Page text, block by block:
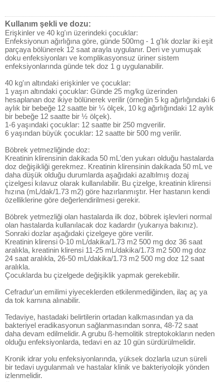
Kullanım şekli ve dozu:
Erişkinler ve 40 kg'ın üzerindeki çocuklar:
Enfeksiyonun ağırlığına göre, günde 500mg - 1 g'lık dozlar iki eşit
parçaya bölünerek 12 saat arayla uygulanır. Deri ve yumuşak
doku enfeksiyonları ve komplikasyonsuz üriner sistem
enfeksiyonlarında günde tek doz 1 g uygulanabilir.
40 kg'ın altındaki erişkinler ve çocuklar:
1 yaşın altındaki çocuklar: Günde 25 mg/kg üzerinden
hesaplanan doz ikiye bölünerek verilir (örneğin 5 kg ağırlığındaki 6
aylık bir bebeğe 12 saatte bir ¼ ölçek, 10 kg ağırlığındaki 12 aylık
bir bebeğe 12 saatte bir ½ ölçek).
1-6 yaşındaki çocuklar: 12 saatte bir 250 mgverilir.
6 yaşından büyük çocuklar: 12 saatte bir 500 mg verilir.
Böbrek yetmezliğinde doz:
Kreatinin klirensinin dakikada 50 mL'den yukarı olduğu hastalarda
doz değişikliği gerekmez. Kreatinin klirensinin dakikada 50 mL ve
daha düşük olduğu durumlarda aşağıdaki azaltılmış dozaj
çizelgesi kılavuz olarak kullanılabilir. Bu çizelge, kreatinin klirensi
hızına (mL/dak/1.73 m2) göre hazırlanmıştır. Her hastanın kendi
özelliklerine göre değerlendirilmesi gerekir.
Böbrek yetmezliği olan hastalarda ilk doz, böbrek işlevleri normal
olan hastalarda kullanılacak doz kadardır (yukarıya bakınız).
Sonraki dozlar aşağıdaki çizelgeye göre verilir.
Kreatinin klirensi 0-10 mL/dakika/1.73 m2 500 mg doz 36 saat
aralıkla, kreatinin klirensi 11-25 mL/dakika/1.73 m2 500 mg doz
24 saat aralıkla, 26-50 mL/dakika/1.73 m2 500 mg doz 12 saat
aralıkla.
Çocuklarda bu çizelgede değişiklik yapmak gerekebilir.
Cefradur'un emilimi yiyeceklerden etkilenmediğinden, ilaç aç ya
da tok karnına alınabilir.
Tedaviye, hastadaki belirtilerin ortadan kalkmasından ya da
bakteriyel eradikasyonun sağlanmasından sonra, 48-72 saat
daha devam edilmelidir. A grubu ß-hemolitik streptokokların neden
olduğu enfeksiyonlarda, tedavi en az 10 gün sürdürülmelidir.
Kronik idrar yolu enfeksiyonlarında, yüksek dozlarla uzun süreli
bir tedavi uygulanmalı ve hastalar klinik ve bakteriyolojik yönden
izlenmelidir.